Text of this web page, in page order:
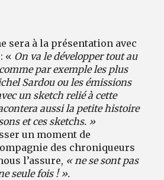
sera à la présentation avec
« On va le développer tout au
par exemple les plus
Sardou ou les émissions
un sketch relié à cette
aussi la petite histoire
et ces sketchs. »
un moment de
des chroniqueurs
l’assure, « ne se sont pas
seule fois ! ».